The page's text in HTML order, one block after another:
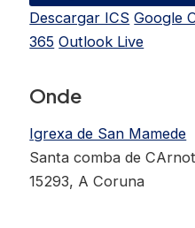
Descargar ICS Google
365 Outlook Live
Onde
Igrexa de San Mamede
Santa comba de
15293, A Coruna